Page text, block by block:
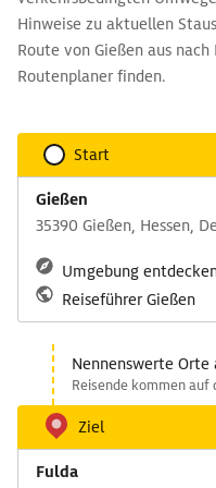
Hinweise zu aktuellen
Route von Gießen aus nach
Routenplaner finden.
Start
Gießen
35390 Gießen, Hessen,
Umgebung
Reiseführer Gießen
Nennenswerte Orte
Reisende kommen
Ziel
Fulda